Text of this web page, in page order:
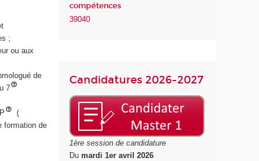
;
ou aux
de
7
(
formation de
compétences
39040
Candidatures 2026-2027
1ère session de candidature
Dumardi 1er avril 2026